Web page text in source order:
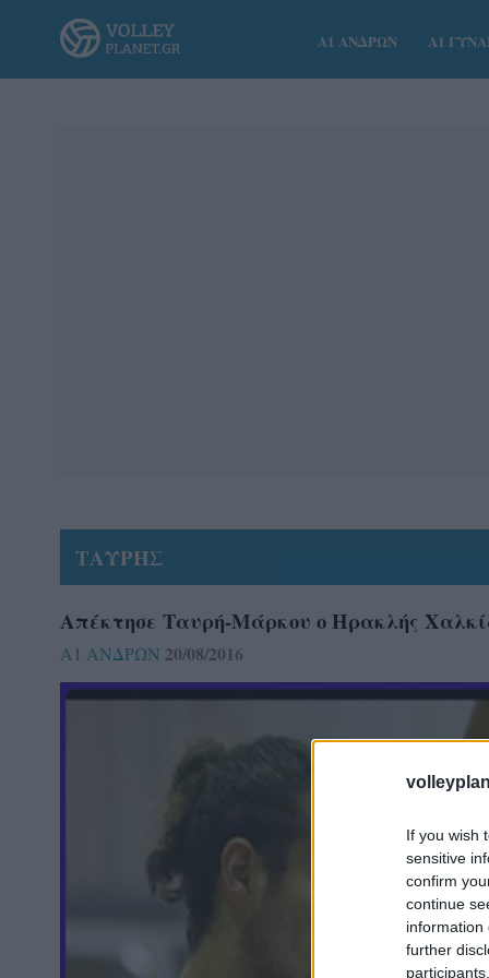
If you wish
sensitive
confirm
continue
information
further
Α1 ΑΝΔΡΩΝ Α1
ΤΑΥΡΗΣ
Απέκτησε Ταυρή-Μάρκου ο Ηρακλής
Α1 ΑΝΔΡΩΝ 20/08/2016